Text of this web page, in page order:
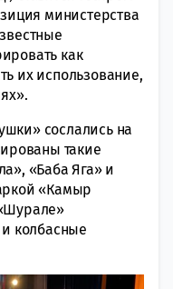
министерства
как
их использование,
сослались на
такие
«Баба Яга» и
«Камыр
и колбасные